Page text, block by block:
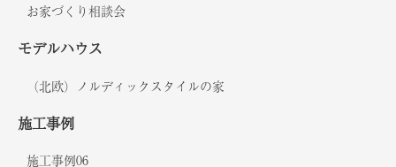
お家づくり相談会
モデルハウス
（北欧）ノルディックスタイルの家
施工事例
施工事例06